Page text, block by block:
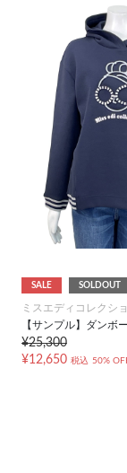
SALE SOLDOUT
ミスエディコレクシ
【サンプル】ダンボ
¥25,300
¥12,650 税込 50%